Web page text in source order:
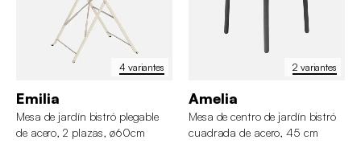
4 variantes
Emilia
Mesa de jardín bistró plegable
de acero, 2 plazas, ø60cm
2 variantes
Amelia
Mesa de centro de jardín bistró
cuadrada de acero, 45 cm